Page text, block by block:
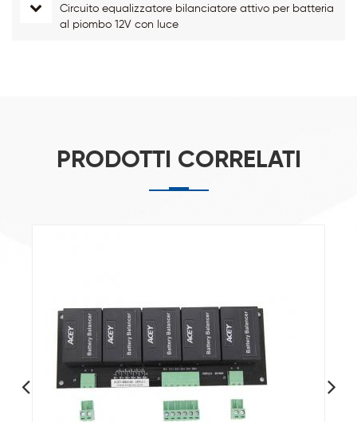
Circuito equalizzatore bilanciatore attivo per batteria
al piombo 12V con luce
PRODOTTI CORRELATI